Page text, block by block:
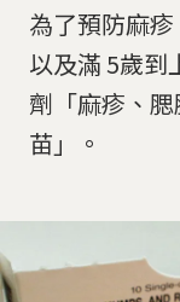
為了預防麻
以及滿 5歲到
劑「麻疹、
苗」。